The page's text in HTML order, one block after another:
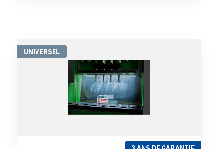
UNIVERSEL